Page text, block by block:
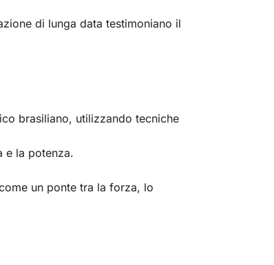
di lunga data testimoniano il
brasiliano, utilizzando tecniche
e la potenza.
un ponte tra la forza, lo